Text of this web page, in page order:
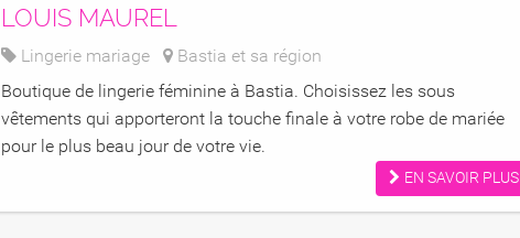
LOUIS MAUREL
Lingerie mariage
Bastia et sa région
Boutique de lingerie féminine à Bastia. Choisissez les sous
vêtements qui apporteront la touche finale à votre robe de mariée
pour le plus beau jour de votre vie.
EN SAVOIR PLUS